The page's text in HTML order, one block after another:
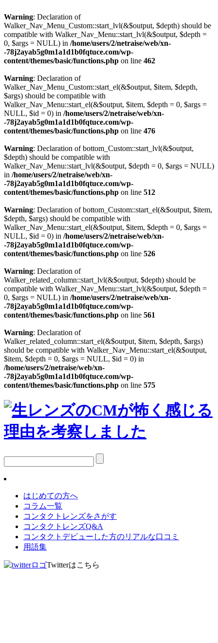
Warning: Declaration of
Walker_Nav_Menu_Custom::start_lvl(&$output, $depth) should be
compatible with Walker_Nav_Menu::start_lvl(&$output, $depth =
0, $args = NULL) in /home/users/2/netraise/web/xn-
-78j2ayab5g0m1a1d1b0fqtuce.com/wp-
content/themes/basic/functions.php on line 462
Warning: Declaration of
Walker_Nav_Menu_Custom::start_el(&$output, $item, $depth,
$args) should be compatible with
Walker_Nav_Menu::start_el(&$output, $item, $depth = 0, $args =
NULL, $id = 0) in /home/users/2/netraise/web/xn-
-78j2ayab5g0m1a1d1b0fqtuce.com/wp-
content/themes/basic/functions.php on line 476
Warning: Declaration of bottom_Custom::start_lvl(&$output,
$depth) should be compatible with
Walker_Nav_Menu::start_lvl(&$output, $depth = 0, $args = NULL)
in /home/users/2/netraise/web/xn-
-78j2ayab5g0m1a1d1b0fqtuce.com/wp-
content/themes/basic/functions.php on line 512
Warning: Declaration of bottom_Custom::start_el(&$output, $item,
$depth, $args) should be compatible with
Walker_Nav_Menu::start_el(&$output, $item, $depth = 0, $args =
NULL, $id = 0) in /home/users/2/netraise/web/xn-
-78j2ayab5g0m1a1d1b0fqtuce.com/wp-
content/themes/basic/functions.php on line 526
Warning: Declaration of
Walker_related_column::start_lvl(&$output, $depth) should be
compatible with Walker_Nav_Menu::start_lvl(&$output, $depth =
0, $args = NULL) in /home/users/2/netraise/web/xn-
-78j2ayab5g0m1a1d1b0fqtuce.com/wp-
content/themes/basic/functions.php on line 561
Warning: Declaration of
Walker_related_column::start_el(&$output, $item, $depth, $args)
should be compatible with Walker_Nav_Menu::start_el(&$output,
$item, $depth = 0, $args = NULL, $id = 0) in
/home/users/2/netraise/web/xn-
-78j2ayab5g0m1a1d1b0fqtuce.com/wp-
content/themes/basic/functions.php on line 575
はじめての方へ
コラム一覧
コンタクトレンズをさがす
コンタクトレンズQ&A
コンタクトデビューした方のリアルな口コミ
用語集
Twitterはこちら